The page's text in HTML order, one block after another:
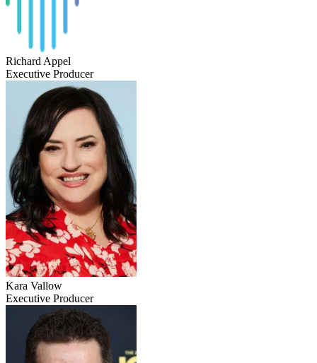
Richard Appel
Executive Producer
Kara Vallow
Executive Producer